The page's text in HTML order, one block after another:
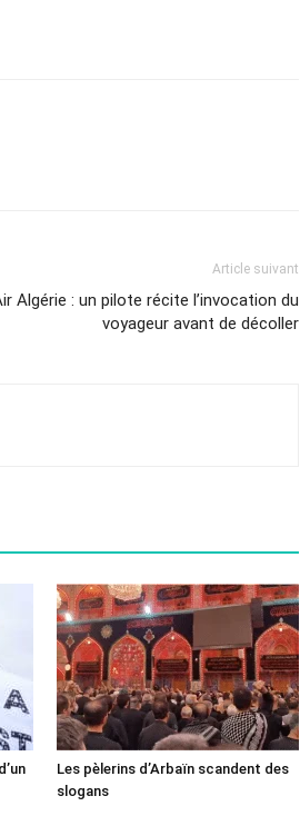
Article suivant
Algérie : un pilote récite l’invocation du
voyageur avant de décoller
Les pèlerins d’Arbaïn scandent des
slogans